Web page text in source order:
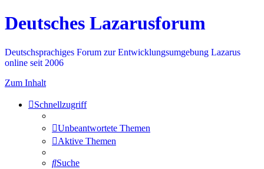
Deutsches Lazarusforum
Deutschsprachiges Forum zur Entwicklungsumgebung Lazarus
online seit 2006
Zum Inhalt
Schnellzugriff
Unbeantwortete Themen
Aktive Themen
Suche